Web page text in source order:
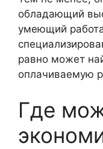
обладающий
умеющий
равно может
оплачиваемую
Где